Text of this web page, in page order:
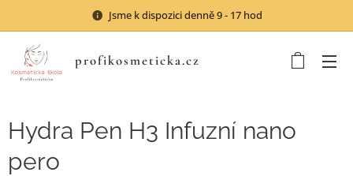
Jsme k dispozici denně 9 - 17 hod
profikosmeticka.cz
Hydra Pen H3 Infuzní nano
pero